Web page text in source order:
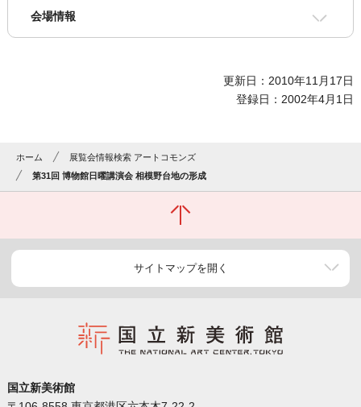
会場情報
更新日：2010年11月17日
登録日：2002年4月1日
ホーム
展覧会情報検索 アートコモンズ
第31回 博物館日曜講演会 相模野台地の形成
サイトマップを開く
国立新美術館